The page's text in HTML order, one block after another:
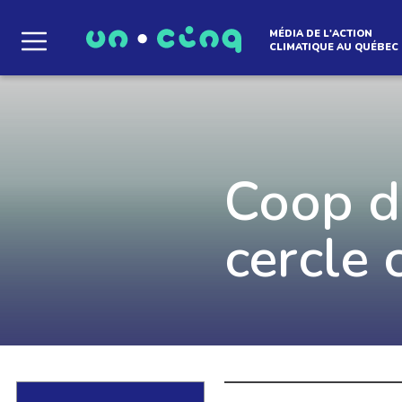
Le média qui
Que des solutions concrètes et inspirantes.
notre infolettre pour découvrir des initiatives
qui créent le mouvement.
MÉDIA DE L'ACTION
CLIMATIQUE AU QUÉBEC
Coop
cercle